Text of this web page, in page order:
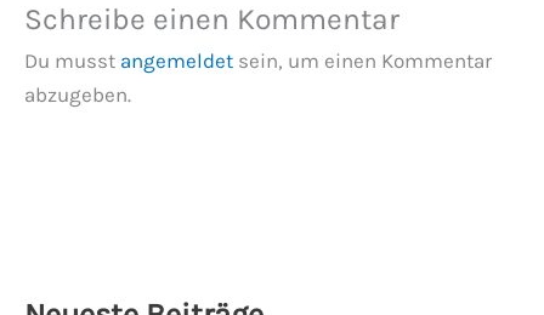
Schreibe einen Kommentar
Du musst angemeldet sein, um einen Kommentar
abzugeben.